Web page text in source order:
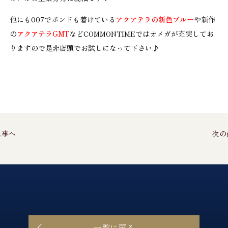
他にも007でボンドも着けている アクアテラの新色ブルーや新作
のアクアテラGMTなどCOMMONTIMEではオメガが充実してお
りますので是非店頭でお試しになって下さい♪
へ 次